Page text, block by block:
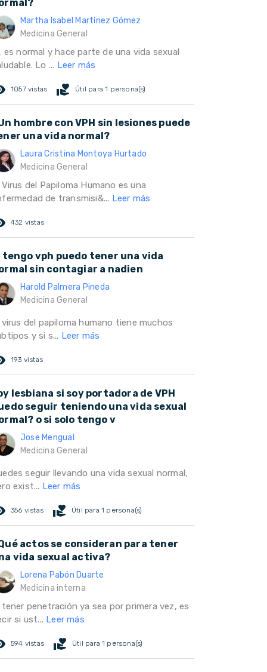
Martha Isabel Martínez Gómez
Medicina General
es normal y hace parte de una vida sexual
Lo ... Leer más
1057 vistas volunteer_activism Útil para 1 persona(s)
hombre con VPH sin lesiones puede
una vida normal?
Laura Cristina Montoya Hurtado
Medicina General
Virus del Papiloma Humano es una
de transmisi&... Leer más
432 vistas
tengo vph puedo tener una vida
sin contagiar a nadien
Harold Palmera Pineda
Medicina General
virus del papiloma humano tiene muchos
y si s... Leer más
193 vistas
lesbiana si soy portadora de VPH
seguir teniendo una vida sexual
o si solo tengo v
Jose Mengual
Medicina General
seguir llevando una vida sexual normal,
exist... Leer más
356 vistas volunteer_activism Útil para 1 persona(s)
actos se consideran para tener
vida sexual activa?
Lorena Pabón Duarte
Medicina interna
tener penetración ya sea por primera vez, es
si ust... Leer más
594 vistas volunteer_activism Útil para 1 persona(s)